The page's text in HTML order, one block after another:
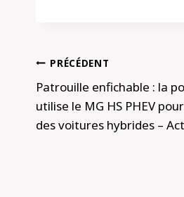
Navigation
de
l’article
PRÉCÉDENT
Patrouille enfichable : la
utilise le MG HS PHEV
des voitures hybrides –